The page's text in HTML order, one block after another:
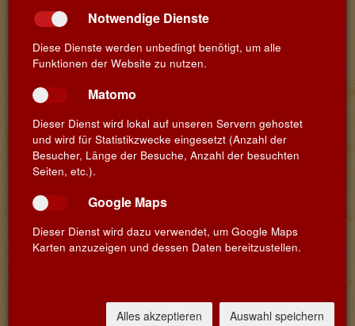
CHAVIN ist der französische Spezialist für Weininnovationen.
Mathilde Boulachin, Gründerin und Inhaberin, hat das
Unternehmen in einem Jahrzehnt zu einem Vorreiter von
Trendweinen gemacht. Sie verkörpert den Geist des weiblichen
Managements und inspiriert die Weinwelt von morgen. Mit ihrem
Team kreiert sie innovative Cuvées und setzt auf
verantwortungsbewusstes Engagement. Für ihre Leistungen
wurde sie 2016 mit dem »Trophée Performance Eco« von Women
Equity ausgezeichnet.
Die Firma hat ihren Hauptsitz in Béziers in Südfrankreich. Die
Weine kommen aus unterschiedlichen Anbaugebieten des
Landes.
Mathilde Boulachin
2 Boulevard Jean Bouin
34500 Béziers
Notwendige Dienste
Diese Dienste werden unbedingt benötigt, um alle
Funktionen der Website zu nutzen.
Matomo
Dieser Dienst wird lokal auf unseren Servern gehostet
und wird für Statistikzwecke eingesetzt (Anzahl der
Besucher, Länge der Besuche, Anzahl der besuchten
Seiten, etc.).
Google Maps
Dieser Dienst wird dazu verwendet, um Google Maps
Karten anzuzeigen und dessen Daten bereitzustellen.
Alles akzeptieren Auswahl speichern